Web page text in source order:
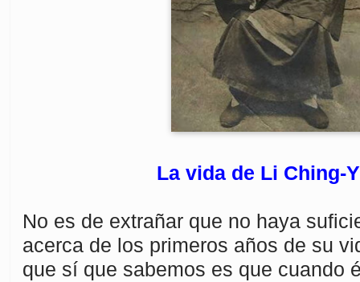
La vida de Li Ching-
No es de extrañar que no haya
acerca de los primeros años de su
que sí que sabemos es que cuando